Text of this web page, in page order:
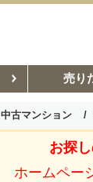
売り
中古マンション
お探
ホームペー